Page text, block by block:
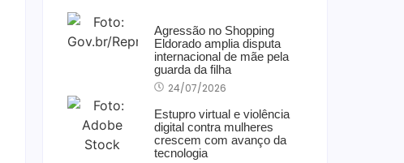
Agressão no Shopping
Eldorado amplia disputa
internacional de mãe pela
guarda da filha
24/07/2026
Estupro virtual e violência
digital contra mulheres
crescem com avanço da
tecnologia